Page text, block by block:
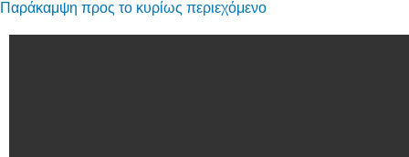
Παράκαμψη προς το κυρίως περιεχόμενο